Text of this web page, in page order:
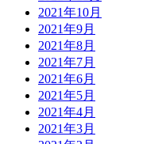
2021年10月
2021年9月
2021年8月
2021年7月
2021年6月
2021年5月
2021年4月
2021年3月